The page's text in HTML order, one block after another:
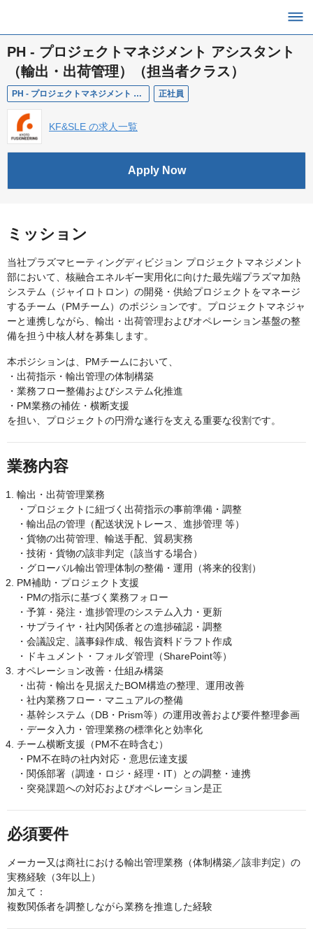
PH - プロジェクトマネジメント アシスタント
（輸出・出荷管理）（担当者クラス）
PH - プロジェクトマネジメント アシスタント（輸出・出荷管理）（担当者クラス） 正社員
KF&SLE の求人一覧
Apply Now
ミッション
当社プラズマヒーティングディビジョン プロジェクトマネジメント
部において、核融合エネルギー実用化に向けた最先端プラズマ加熱
システム（ジャイロトロン）の開発・供給プロジェクトをマネージ
するチーム（PMチーム）のポジションです。プロジェクトマネジャ
ーと連携しながら、輸出・出荷管理およびオペレーション基盤の整
備を担う中核人材を募集します。
本ポジションは、PMチームにおいて、
・出荷指示・輸出管理の体制構築
・業務フロー整備およびシステム化推進
・PM業務の補佐・横断支援
を担い、プロジェクトの円滑な遂行を支える重要な役割です。
業務内容
輸出・出荷管理業務
・プロジェクトに紐づく出荷指示の事前準備・調整
・輸出品の管理（配送状況トレース、進捗管理 等）
・貨物の出荷管理、輸送手配、貿易実務
・技術・貨物の該非判定（該当する場合）
・グローバル輸出管理体制の整備・運用（将来的役割）
PM補助・プロジェクト支援
・PMの指示に基づく業務フォロー
・予算・発注・進捗管理のシステム入力・更新
・サプライヤ・社内関係者との進捗確認・調整
・会議設定、議事録作成、報告資料ドラフト作成
・ドキュメント・フォルダ管理（SharePoint等）
オペレーション改善・仕組み構築
・出荷・輸出を見据えたBOM構造の整理、運用改善
・社内業務フロー・マニュアルの整備
・基幹システム（DB・Prism等）の運用改善および要件整理参画
・データ入力・管理業務の標準化と効率化
チーム横断支援（PM不在時含む）
・PM不在時の社内対応・意思伝達支援
・関係部署（調達・ロジ・経理・IT）との調整・連携
・突発課題への対応およびオペレーション是正
必須要件
メーカー又は商社における輸出管理業務（体制構築／該非判定）の
実務経験（3年以上）
加えて：
複数関係者を調整しながら業務を推進した経験